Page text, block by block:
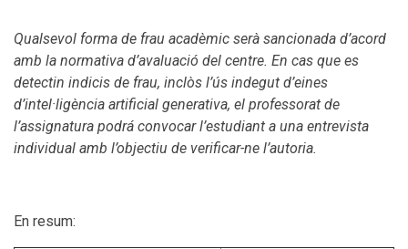
Qualsevol forma de frau acadèmic serà sancionada d’acord
amb la normativa d’avaluació del centre. En cas que es
detectin indicis de frau, inclòs l’ús indegut d’eines
d’intel·ligència artificial generativa, el professorat de
l’assignatura podrá convocar l’estudiant a una entrevista
individual amb l’objectiu de verificar-ne l’autoria.
En resum: